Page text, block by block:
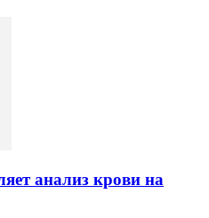
анализ крови на